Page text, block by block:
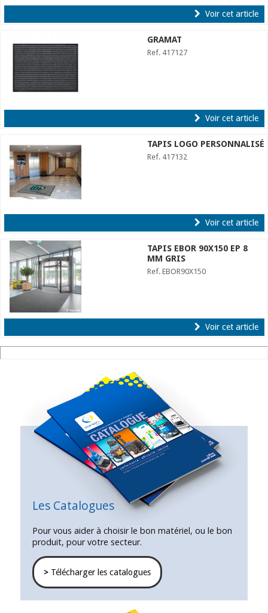
Voir cet article
GRAMAT
Ref. 417127
Voir cet article
TAPIS LOGO PERSONNALISÉ
Ref. 417132
Voir cet article
TAPIS EBOR 90X150 EP 8
MM GRIS
Ref. EBOR90X150
Voir cet article
Les Catalogues
Pour vous aider à choisir le bon matériel, ou le bon
produit, pour votre secteur.
>Télécharger les catalogues